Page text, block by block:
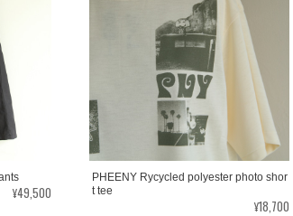
¥49,500
PHEENY Rycycled polyester photo shor
t tee
¥18,700